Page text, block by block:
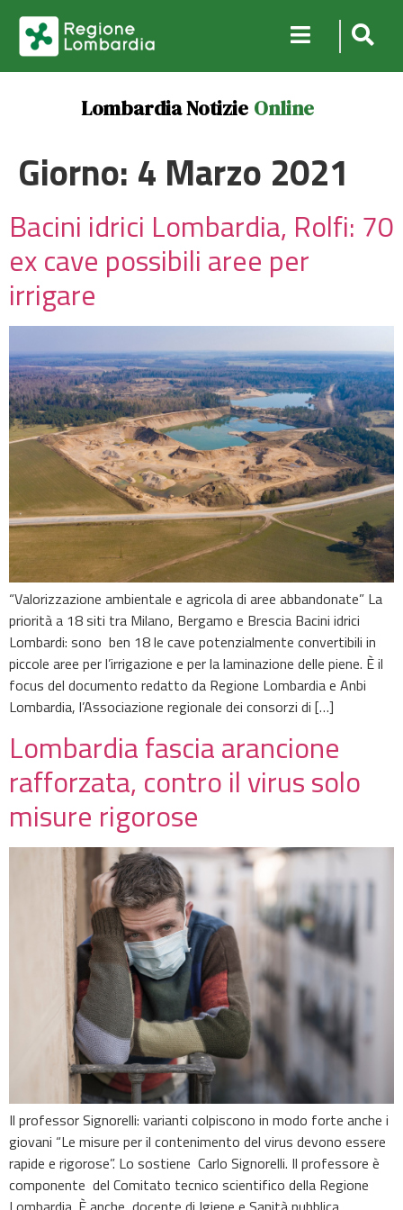
Lombardia Notizie Online
Giorno: 4 Marzo 2021
Bacini idrici Lombardia, Rolfi: 70
ex cave possibili aree per
irrigare
“Valorizzazione ambientale e agricola di aree abbandonate” La
priorità a 18 siti tra Milano, Bergamo e Brescia Bacini idrici
Lombardi: sono ben 18 le cave potenzialmente convertibili in
piccole aree per l’irrigazione e per la laminazione delle piene. È il
focus del documento redatto da Regione Lombardia e Anbi
Lombardia, l’Associazione regionale dei consorzi di […]
Lombardia fascia arancione
rafforzata, contro il virus solo
misure rigorose
Il professor Signorelli: varianti colpiscono in modo forte anche i
giovani “Le misure per il contenimento del virus devono essere
rapide e rigorose”. Lo sostiene Carlo Signorelli. Il professore è
componente del Comitato tecnico scientifico della Regione